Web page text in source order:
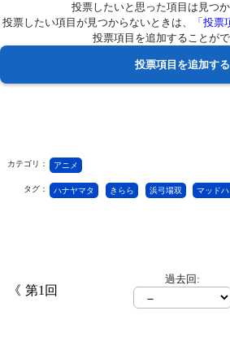
投票したいと思った項目は見つ
投票したい項目が見つからないときは、「 投票
投票項目を追加することがで
カテゴリ： アニメ
タグ： ハナヤマタ きらら 浜弓場双 マッドハ
第1回
過去回: